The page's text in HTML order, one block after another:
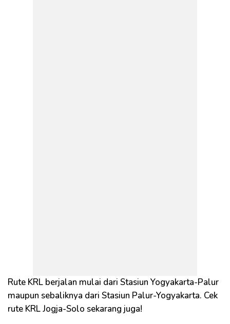
Rute KRL berjalan mulai dari Stasiun Yogyakarta-Palur
maupun sebaliknya dari Stasiun Palur-Yogyakarta. Cek
rute KRL Jogja-Solo sekarang juga!